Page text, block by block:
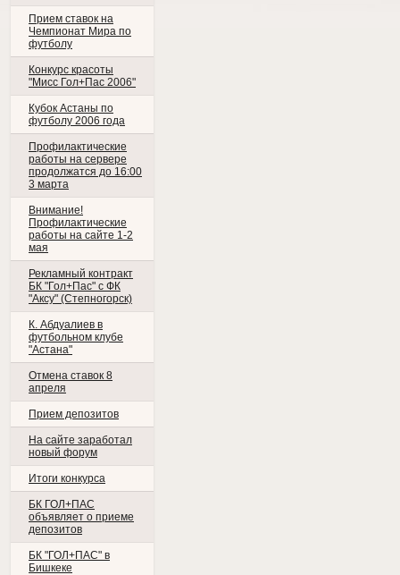
Прием ставок на
Чемпионат Мира по
футболу
Конкурс красоты
"Мисс Гол+Пас 2006"
Кубок Астаны по
футболу 2006 года
Профилактические
работы на сервере
продолжатся до 16:00
3 марта
Внимание!
Профилактические
работы на сайте 1-2
мая
Рекламный контракт
БК "Гол+Пас" с ФК
"Аксу" (Степногорск)
К. Абдуалиев в
футбольном клубе
"Астана"
Отмена ставок 8
апреля
Прием депозитов
На сайте заработал
новый форум
Итоги конкурса
БК ГОЛ+ПАС
объявляет о приеме
депозитов
БК "ГОЛ+ПАС" в
Бишкеке